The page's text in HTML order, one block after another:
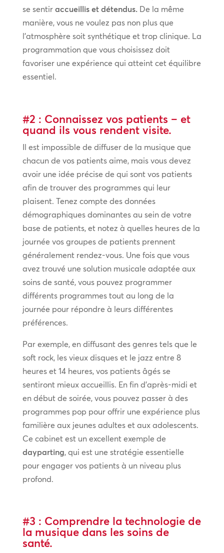
se sentir accueillis et détendus.De la même
manière, vous ne voulez pas non plus que
l’atmosphère soit synthétique et trop clinique. La
programmation que vous choisissez doit
favoriser une expérience qui atteint cet équilibre
essentiel.
#2 : Connaissez vos patients – et
quand ils vous rendent visite.
Il est impossible de diffuser de la musique que
chacun de vos patients aime, mais vous devez
avoir une idée précise de qui sont vos patients
afin de trouver des programmes qui leur
plaisent. Tenez compte des données
démographiques dominantes au sein de votre
base de patients, et notez à quelles heures de la
journée vos groupes de patients prennent
généralement rendez-vous. Une fois que vous
avez trouvé une solution musicale adaptée aux
soins de santé, vous pouvez programmer
différents programmes tout au long de la
journée pour répondre à leurs différentes
préférences.
Par exemple, en diffusant des genres tels que le
soft rock, les vieux disques et le jazz entre 8
heures et 14 heures, vos patients âgés se
sentiront mieux accueillis. En fin d’après-midi et
en début de soirée, vous pouvez passer à des
programmes pop pour offrir une expérience plus
familière aux jeunes adultes et aux adolescents.
Ce cabinet est un excellent exemple de
dayparting, qui est une stratégie essentielle
pour engager vos patients à un niveau plus
profond.
#3 : Comprendre la technologie de
la musique dans les soins de
santé.